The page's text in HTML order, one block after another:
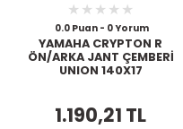
0.0 Puan - 0 Yorum
YAMAHA CRYPTON R
ÖN/ARKA JANT ÇEMBERİ
UNION 140X17
1.190,21 TL